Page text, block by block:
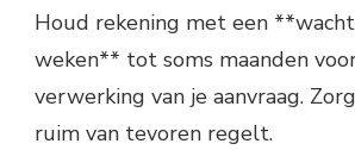
Houd rekening met een
weken** tot soms maanden
verwerking van je aanvraag.
ruim van tevoren regelt.